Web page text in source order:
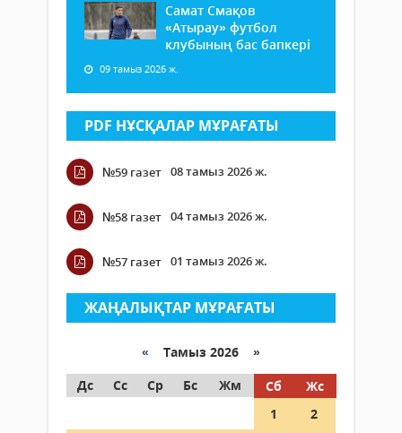
Самат Смақов
«Атырау» футбол
клубының бас бапкері
09 тамыз 2026 ж.
PDF НҰСҚАЛАР МҰРАҒАТЫ
№59 газет 08 тамыз 2026 ж.
№58 газет 04 тамыз 2026 ж.
№57 газет 01 тамыз 2026 ж.
ЖАҢАЛЫҚТАР МҰРАҒАТЫ
« Тамыз 2026 »
Дс
Сс Ср Бс Жм Сб
Жс
1
2